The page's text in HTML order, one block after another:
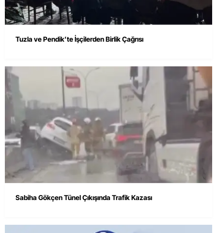
Tuzla ve Pendik’te İşçilerden Birlik Çağrısı
Sabiha Gökçen Tünel Çıkışında Trafik Kazası